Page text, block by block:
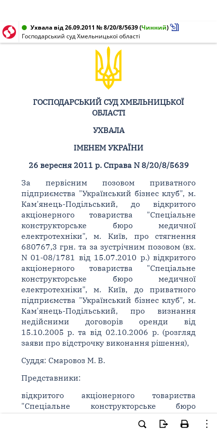
Ухвала від 26.09.2011 № 8/20/8/5639(Чинний)
Господарський суд Хмельницької області
ГОСПОДАРСЬКИЙ СУД ХМЕЛЬНИЦЬКОЇ
ОБЛАСТІ
УХВАЛА
ІМЕНЕМ УКРАЇНИ
26 вересня 2011 р. Справа N 8/20/8/5639
За первісним позовом приватного
підприємства "Український бізнес клуб", м.
Кам'янець-Подільський, до відкритого
акціонерного товариства "Спеціальне
конструкторське бюро медичної
електротехніки", м. Київ, про стягнення
680767,3 грн. та за зустрічним позовом (вх.
N 01-08/1781 від 15.07.2010 р.) відкритого
акціонерного товариства "Спеціальне
конструкторське бюро медичної
електротехніки", м. Київ, до приватного
підприємства "Український бізнес клуб", м.
Кам'янець-Подільський, про визнання
недійсними договорів оренди від
15.10.2005 р. та від 02.10.2006 р. (розгляд
заяви про відстрочку виконання рішення),
Суддя: Смаровоз М. В.
Представники:
відкритого акціонерного товариства
"Спеціальне конструкторське бюро